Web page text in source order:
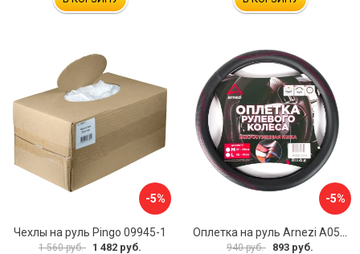
-5%
Чехлы на руль Pingo 09945-1
1 560 руб. 1 482 руб.
-5%
940 руб. 893 руб.